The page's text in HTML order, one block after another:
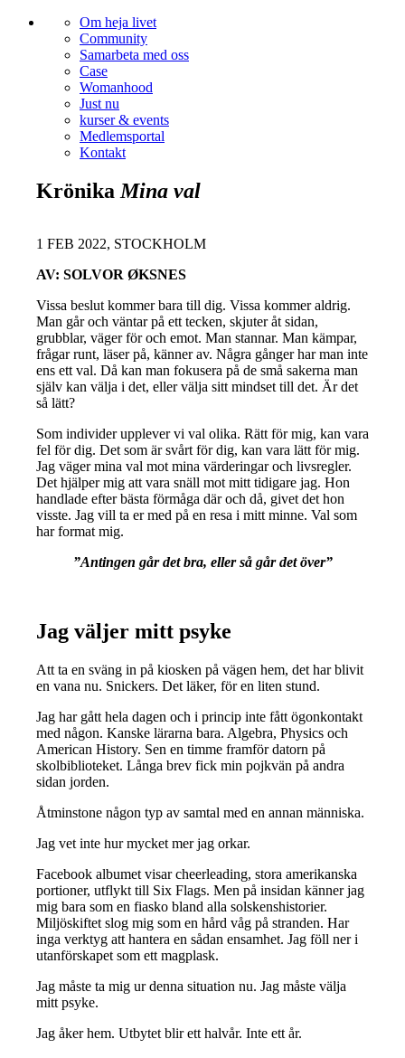
Om heja livet
Community
Samarbeta med oss
Case
Womanhood
Just nu
kurser & events
Medlemsportal
Kontakt
Krönika Mina val
1 FEB 2022, STOCKHOLM
AV: SOLVOR ØKSNES
Vissa beslut kommer bara till dig. Vissa kommer aldrig.
Man går och väntar på ett tecken, skjuter åt sidan,
grubblar, väger för och emot. Man stannar. Man kämpar,
frågar runt, läser på, känner av. Några gånger har man inte
ens ett val. Då kan man fokusera på de små sakerna man
själv kan välja i det, eller välja sitt mindset till det. Är det
så lätt?
Som individer upplever vi val olika. Rätt för mig, kan vara
fel för dig. Det som är svårt för dig, kan vara lätt för mig.
Jag väger mina val mot mina värderingar och livsregler.
Det hjälper mig att vara snäll mot mitt tidigare jag. Hon
handlade efter bästa förmåga där och då, givet det hon
visste. Jag vill ta er med på en resa i mitt minne. Val som
har format mig.
”Antingen går det bra, eller så går det över”
Jag väljer mitt psyke
Att ta en sväng in på kiosken på vägen hem, det har blivit
en vana nu. Snickers. Det läker, för en liten stund.
Jag har gått hela dagen och i princip inte fått ögonkontakt
med någon. Kanske lärarna bara. Algebra, Physics och
American History. Sen en timme framför datorn på
skolbiblioteket. Långa brev fick min pojkvän på andra
sidan jorden.
Åtminstone någon typ av samtal med en annan människa.
Jag vet inte hur mycket mer jag orkar.
Facebook albumet visar cheerleading, stora amerikanska
portioner, utflykt till Six Flags. Men på insidan känner jag
mig bara som en fiasko bland alla solskenshistorier.
Miljöskiftet slog mig som en hård våg på stranden. Har
inga verktyg att hantera en sådan ensamhet. Jag föll ner i
utanförskapet som ett magplask.
Jag måste ta mig ur denna situation nu. Jag måste välja
mitt psyke.
Jag åker hem. Utbytet blir ett halvår. Inte ett år.